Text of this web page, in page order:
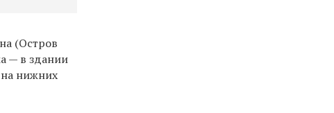
(Остров
— в здании
нижних